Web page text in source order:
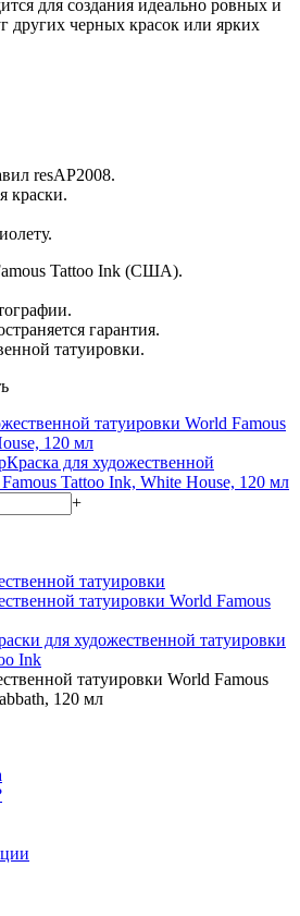
для создания идеально ровных и
других черных красок или ярких
resAP2008.
краски.
Tattoo Ink (США).
гарантия.
татуировки.
Краска для художественной
Tattoo Ink, White House, 120 мл
+
татуировки
татуировки World Famous
для художественной татуировки
Ink
татуировки World Famous
120 мл